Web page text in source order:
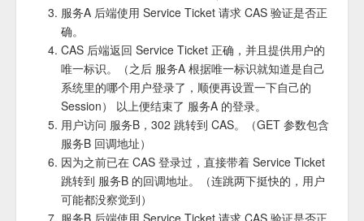
服务A 后端使用 Service Ticket 请求 CAS 验证是否正
确。
CAS 后端返回 Service Ticket 正确，并且提供用户的
唯一标识。（之后 服务A 根据唯一标识就知道是自己
系统里的哪个用户登录了，顺便再设置一下自己的
Session） 以上便结束了 服务A 的登录。
用户访问 服务B，302 跳转到 CAS。（GET 参数包含
服务B 回调地址）
因为之前已在 CAS 登录过，直接带着 Service Ticket
跳转到 服务B 的回调地址。（连跳两下挺快的，用户
可能都没察觉到）
服务B 后端使用 Service Ticket 请求 CAS 验证是否正